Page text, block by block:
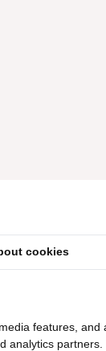
Heb je
Bereikbaar
cookies
features,